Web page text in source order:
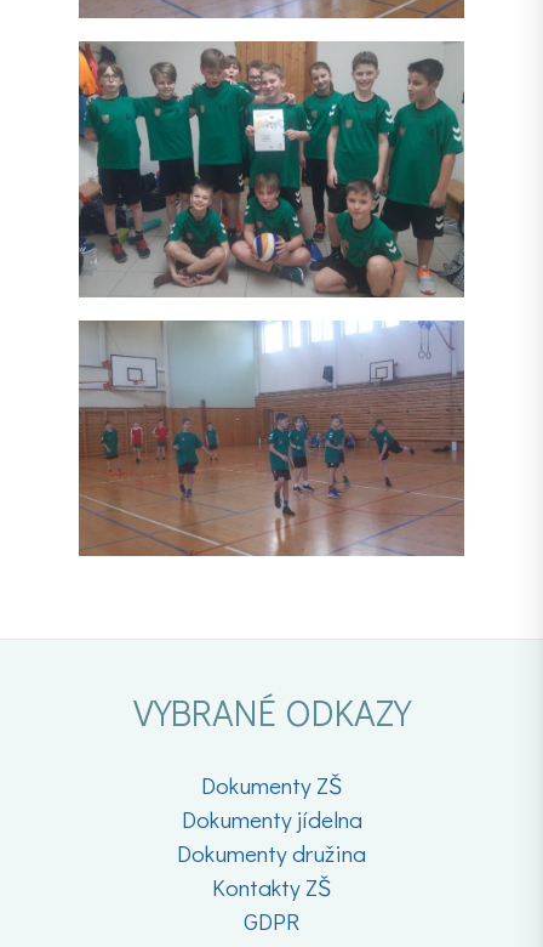
VYBRANÉ ODKAZY
Dokumenty ZŠ
Dokumenty jídelna
Dokumenty družina
Kontakty ZŠ
GDPR